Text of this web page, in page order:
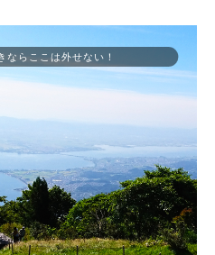
ならここは外せない！